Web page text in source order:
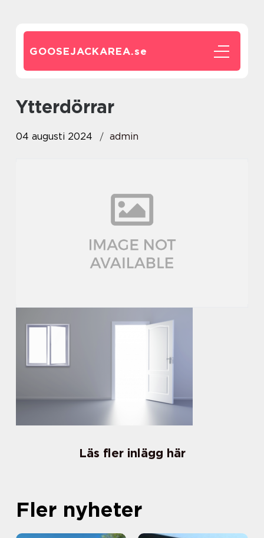
GOOSEJACKAREA.se
ytterdörrar
04 augusti 2024 admin
Läs fler inlägg här
Fler nyheter